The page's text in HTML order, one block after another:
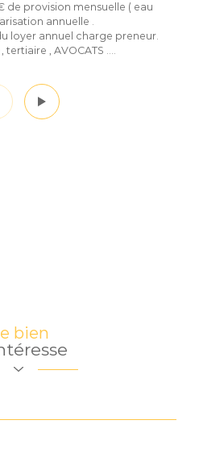
de provision mensuelle ( eau
annuelle .
loyer annuel charge preneur.
, AVOCATS ....
bien